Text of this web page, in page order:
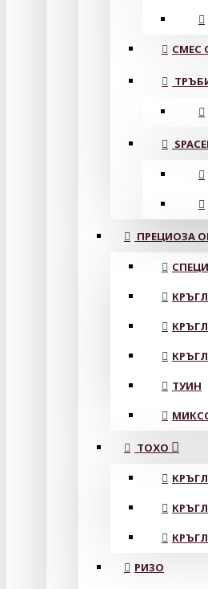
СМЕС
ПРЕЦИОЗА
ТУИН
ТОХО
РИЗО